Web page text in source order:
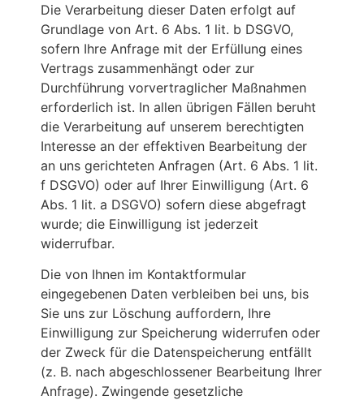
Die Verarbeitung dieser Daten erfolgt auf
Grundlage von Art. 6 Abs. 1 lit. b DSGVO,
sofern Ihre Anfrage mit der Erfüllung eines
Vertrags zusammenhängt oder zur
Durchführung vorvertraglicher Maßnahmen
erforderlich ist. In allen übrigen Fällen beruht
die Verarbeitung auf unserem berechtigten
Interesse an der effektiven Bearbeitung der
an uns gerichteten Anfragen (Art. 6 Abs. 1 lit.
f DSGVO) oder auf Ihrer Einwilligung (Art. 6
Abs. 1 lit. a DSGVO) sofern diese abgefragt
wurde; die Einwilligung ist jederzeit
widerrufbar.
Die von Ihnen im Kontaktformular
eingegebenen Daten verbleiben bei uns, bis
Sie uns zur Löschung auffordern, Ihre
Einwilligung zur Speicherung widerrufen oder
der Zweck für die Datenspeicherung entfällt
(z. B. nach abgeschlossener Bearbeitung Ihrer
Anfrage). Zwingende gesetzliche